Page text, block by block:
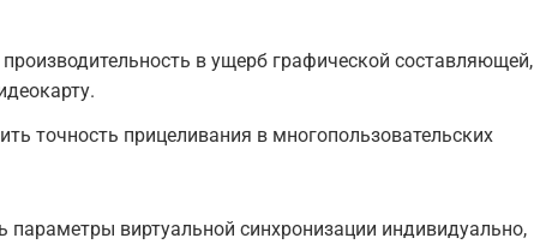
в ущерб графической составляющей,
точность прицеливания в многопользовательских
виртуальной синхронизации индивидуально,